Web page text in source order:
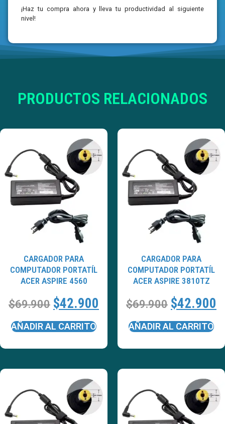
¡Haz tu compra ahora y lleva tu productividad al siguiente
nivel!
PRODUCTOS RELACIONADOS
CARGADOR PARA
COMPUTADOR PORTATÍL
ACER ASPIRE 4560
$69.900 $42.900
AÑADIR AL CARRITO
CARGADOR PARA
COMPUTADOR PORTATÍL
ACER ASPIRE 3810TZ
$69.900 $42.900
AÑADIR AL CARRITO